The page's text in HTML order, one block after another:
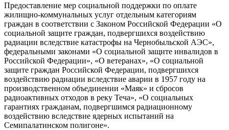
Предоставление мер социальной поддержки по оплате
жилищно-коммунальных услуг отдельным категориям
граждан в соответствии с Законом Российской Федерации «О
социальной защите граждан, подвергшихся воздействию
радиации вследствие катастрофы на Чернобыльской АЭС»,
федеральными законами «О социальной защите инвалидов в
Российской Федерации», «О ветеранах», «О социальной
защите граждан Российской Федерации, подвергшихся
воздействию радиации вследствие аварии в 1957 году на
производственном объединении «Маяк» и сбросов
радиоактивных отходов в реку Теча», «О социальных
гарантиях гражданам, подвергшимся радиационному
воздействию вследствие ядерных испытаний на
Семипалатинском полигоне».